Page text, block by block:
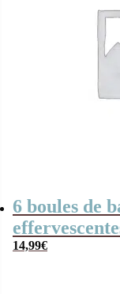
6 boules de
parfumées
14,99€